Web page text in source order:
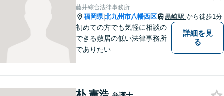
懇切丁寧に対応します！【宅
建士資格あり】
藤井綜合法律事務所
福岡県|北九州市八幡西区 黒崎駅 から徒歩1分
初めての方でも気軽に相談の
できる敷居の低い法律事務所
でありたい
詳細を見
る